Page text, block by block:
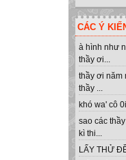
CÁC Ý
à hình như
thầy ơi...
thầy ơi năm
thầy ...
khó wa' cô
sao các
kì thi...
LẤY THỬ